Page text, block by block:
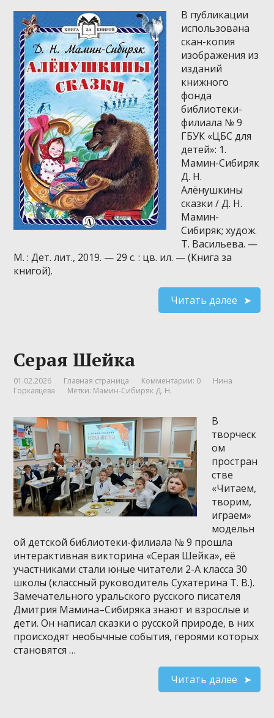
В публикации
использована
скан-копия
изображения из
изданий
книжного
фонда
библиотеки-
филиала № 9
ГБУК «ЦБС для
детей»: 1.
Мамин-Сибиряк
Д. Н.
Алёнушкины
сказки / Д. Н.
Мамин-
Сибиряк; худож.
Т. Васильева. —
М. : Дет. лит., 2019. — 29 с. : цв. ил. — (Книга за
книгой).
Читать далее
Серая Шейка
01.02.2026 Главная страница Комментарии: 0
Нина
Горкавцева
Метки: Мамин-Сибиряк Д. Н.
В
творческ
ом
простран
стве
«Читаем,
творим,
играем»
модельн
ой детской библиотеки-филиала № 9 прошла
интерактивная викторина «Серая Шейка», её
участниками стали юные читатели 2-А класса 30
школы (классный руководитель Сухатерина Т. В.).
Замечательного уральского русского писателя
Дмитрия Мамина–Сибиряка знают и взрослые и
дети. Он написал сказки о русской природе, в них
происходят необычные события, героями которых
становятся …
Читать далее